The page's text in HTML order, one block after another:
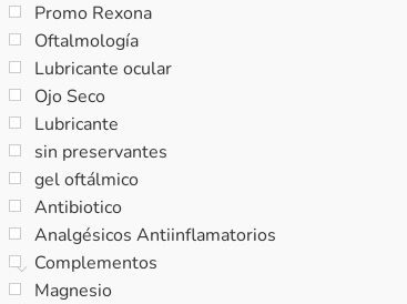
Promo Rexona
Oftalmología
Lubricante ocular
Ojo Seco
Lubricante
sin preservantes
gel oftálmico
Antibiotico
Analgésicos Antiinflamatorios
Complementos
Magnesio